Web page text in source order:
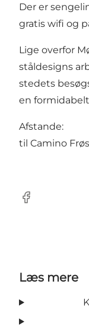
Der er
gratis wifi og
Lige overfor
ståldesigns
stedets
en
Afstande:
til Camino
Facebook
Læs mere